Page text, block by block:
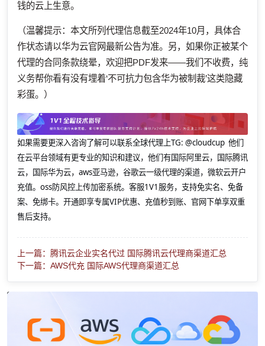
钱的云上生意。
（温馨提示：本文所列代理信息截至2024年10月，具体合
作状态请以华为云官网最新公告为准。另，如果你正被某个
代理的合同条款绕晕，欢迎把PDF发来——我们不收费，纯
义务帮你看有没有埋着‘不可抗力包含华为被制裁’这类隐藏
彩蛋。）
如果需要更深入咨询了解可以联系全球代理上TG: @cloudcup 他们
在云平台领域有更专业的知识和建议，他们有国际阿里云，国际腾讯
云，国际华为云，aws亚马逊，谷歌云一级代理的渠道，微软云开户
充值。oss防风控上传加密系统。客服1V1服务，支持免实名、免备
案、免绑卡。开通即享专属VIP优惠、充值秒到账、官网下单享双重
售后支持。
上一篇：腾讯云企业实名代过 国际腾讯云代理商渠道汇总
下一篇：AWS代充 国际AWS代理商渠道汇总